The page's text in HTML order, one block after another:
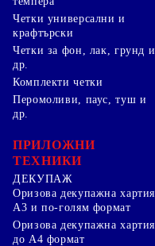
Четки универсални и
крафтърски
Четки за фон, лак, грунд и
др.
Комплекти четки
Перомоливи, паус, туш и
др.
ПРИЛОЖНИ
ТЕХНИКИ
ДЕКУПАЖ
Оризова декупажна хартия
А3 и по-голям формат
Оризова декупажна хартия
до А4 формат